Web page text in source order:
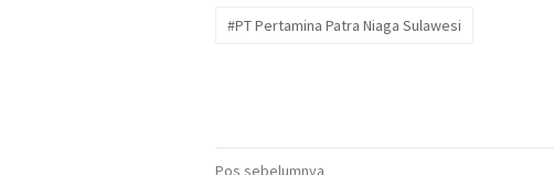
#PT Pertamina Patra Niaga Sulawesi
Pos sebelumnya